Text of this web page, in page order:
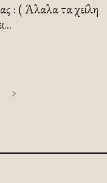
: ( Άλαλα τα χείλη